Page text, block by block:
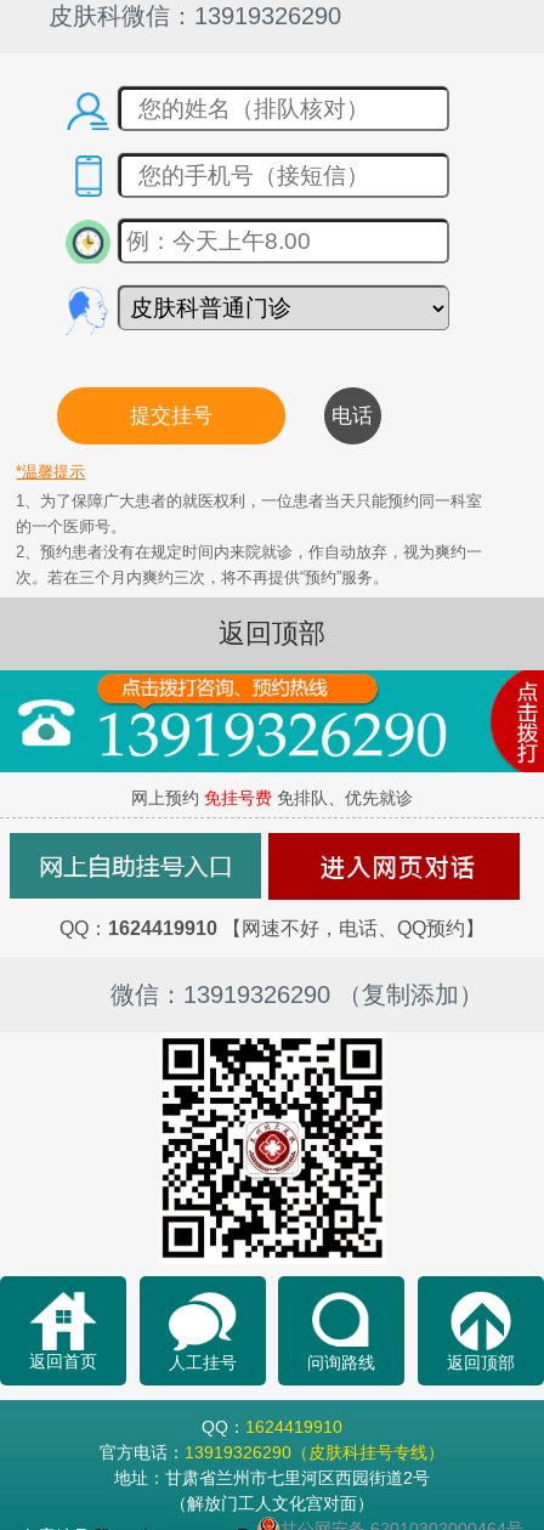
皮肤科微信：13919326290
*温馨提示
1、为了保障广大患者的就医权利，一位患者当天只能预约同一科室
的一个医师号。
2、预约患者没有在规定时间内来院就诊，作自动放弃，视为爽约一
次。若在三个月内爽约三次，将不再提供“预约”服务。
返回顶部
网上预约 免挂号费 免排队、优先就诊
QQ： 1624419910 【网速不好，电话、QQ预约】
微信：13919326290 （复制添加）
返回首页 人工挂号 问询路线 返回顶部
QQ： 1624419910
官方电话： 13919326290（皮肤科挂号专线）
地址：甘肃省兰州市七里河区西园街道2号
（解放门工人文化宫对面）